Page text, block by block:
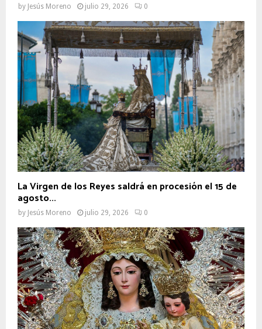
by Jesús Moreno julio 29, 2026 0
La Virgen de los Reyes saldrá en procesión el 15 de
agosto...
by Jesús Moreno julio 29, 2026 0